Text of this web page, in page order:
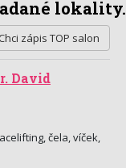
lokality.
zápis TOP salon
David
čela, víček,